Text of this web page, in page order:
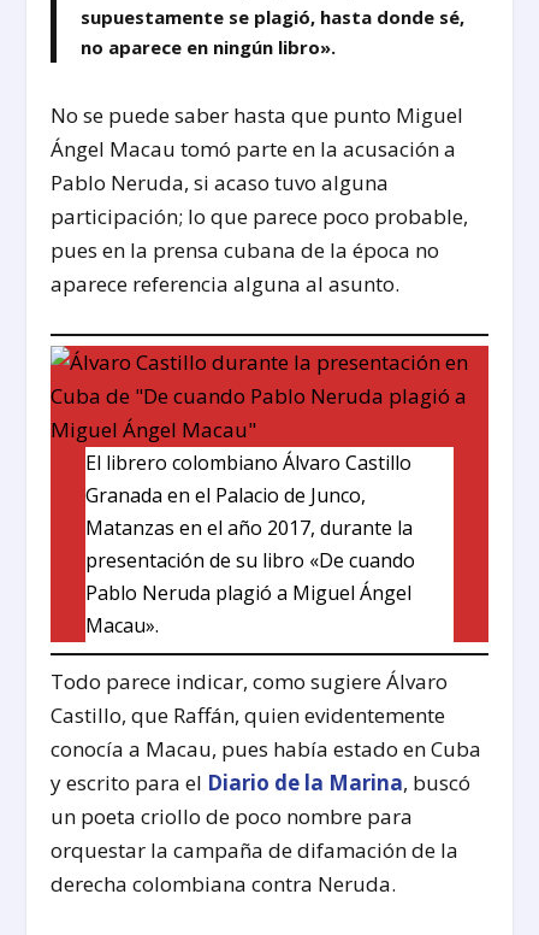
supuestamente se plagió, hasta donde sé,
no aparece en ningún libro».
No se puede saber hasta que punto Miguel
Ángel Macau tomó parte en la acusación a
Pablo Neruda, si acaso tuvo alguna
participación; lo que parece poco probable,
pues en la prensa cubana de la época no
aparece referencia alguna al asunto.
El librero colombiano Álvaro Castillo
Granada en el Palacio de Junco,
Matanzas en el año 2017, durante la
presentación de su libro «De cuando
Pablo Neruda plagió a Miguel Ángel
Macau».
Todo parece indicar, como sugiere Álvaro
Castillo, que Raffán, quien evidentemente
conocía a Macau, pues había estado en Cuba
y escrito para el Diario de la Marina, buscó
un poeta criollo de poco nombre para
orquestar la campaña de difamación de la
derecha colombiana contra Neruda.